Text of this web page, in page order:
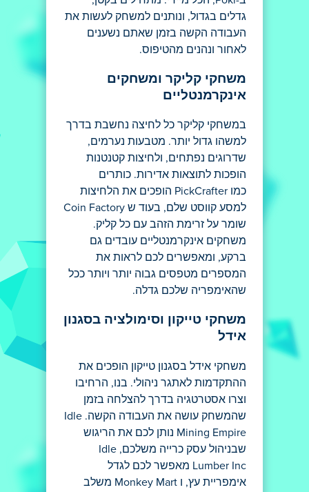
גדלים בגדול, ונותנים למשחק לעשות את
העבודה הקשה בזמן שאתם נשענים
לאחור ונהנים מהטיפוס.
משחקי קליקר ומשחקים
אינקרמנטליים
במשחקי קליקר כל לחיצה נחשבת בדרך
למשהו גדול יותר. מטבעות נערמים,
שדרוגים נפתחים, ולחיצות קטנטנות
הופכות לתוצאות אדירות. כותרים
כמו PickCrafter הופכים את הלחיצות
למסע קווסט שלם, בעוד ש Coin Factory
שומר על זרימת הזהב עם כל קליק.
משחקים אינקרמנטליים עובדים גם
ברקע, ומאפשרים לכם לראות את
המספרים מטפסים גבוה יותר ויותר ככל
שהאימפריה שלכם גדלה.
משחקי טייקון וסימולציה בסגנון
אידל
משחקי אידל בסגנון טייקון הופכים את
ההתקדמות לאתגר ניהולי. בנו, הרחיבו
וצרו אסטרטגיה בדרך להצלחה בזמן
שהמשחק עושה את העבודה הקשה. Idle
Mining Empire נותן לכם את הריגוש
שבניהול עסק כרייה משלכם, Idle
Lumber Inc מאפשר לכם לגדל
אימפריית עץ, ו Monkey Mart משלב